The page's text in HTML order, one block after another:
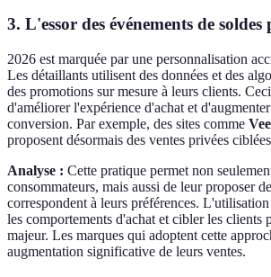
3. L'essor des événements de soldes
2026 est marquée par une personnalisation
Les détaillants utilisent des données et des
des promotions sur mesure à leurs clients.
d'améliorer l'expérience d'achat et
conversion. Par exemple, des sites comme
proposent désormais des ventes privées
Analyse : Cette pratique permet non
consommateurs, mais aussi de leur proposer
correspondent à leurs préférences.
les comportements d'achat et cibler les clients
majeur. Les marques qui adoptent cette
augmentation significative de leurs ventes.